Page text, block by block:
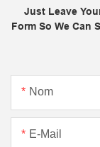
Just Leave
Form So We Can
Nom
E-Mail